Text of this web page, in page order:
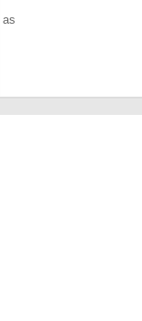
as